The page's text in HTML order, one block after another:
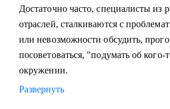
Достаточно часто, специалисты из
отраслей, сталкиваются с
или невозможности обсудить,
посоветоваться, "подумать об кого-
окружении.
Развернуть